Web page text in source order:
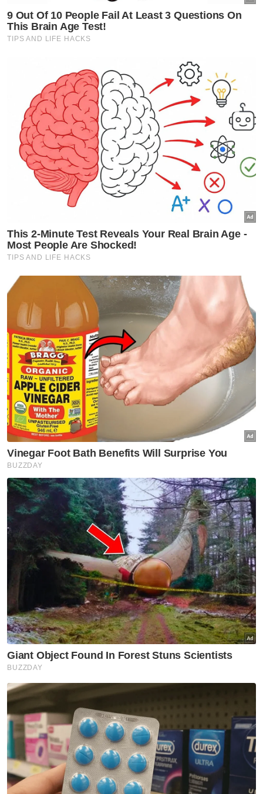
boleh bergantung soal kuota semata-mata,
kena lihat kuota dan keupayaan. Itu yang
paling penting dan kerajaan sentiasa
Rabu lalu, media melaporkan, Exco
Pembangunan Luar Bandar, Perladangan,
Pertanian dan Industri Makanan Perak, Datuk
Mohd Zolkafly Harun akan memohon kepada
KPKM untuk menambah bekalan beras
khususnya pengilang Bumiputera.
Berita Telus & Tulus menerusi E-Mel setiap
hari!
Langkah itu penting bagi memastikan
pengilang besar dan kecil dapat bekerjasama
dalam memulihkan industri beras serta
menjamin bekalannya sentiasa stabil dan
mencukupi.
Muat turun aplikasi Sinar Harian.Klik di sini!
Jawab soalan kaji selidik dandapatkan
baucar tunai.
×
Apakah tahap kelayakan akademik anda?
Sekolah rendah Sekolah menengah
Kolej/ STPM/ Diploma
Ijazah sarjana muda
(Bachelor)
Ijazah sarjana (Master)
Ijazah kedoktoran
Masuk | Daftar VPoints:0
KPKM
Majlis Benih Negara
Industri Benih